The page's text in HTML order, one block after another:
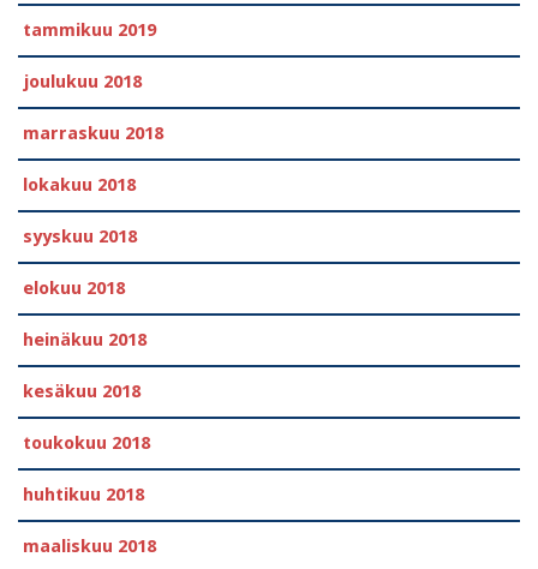
tammikuu 2019
joulukuu 2018
marraskuu 2018
lokakuu 2018
syyskuu 2018
elokuu 2018
heinäkuu 2018
kesäkuu 2018
toukokuu 2018
huhtikuu 2018
maaliskuu 2018